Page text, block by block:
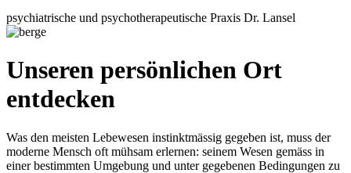
psychiatrische und psychotherapeutische Praxis Dr. Lansel
Unseren persönlichen Ort
entdecken
Was den meisten Lebewesen instinktmässig gegeben ist, muss der
moderne Mensch oft mühsam erlernen: seinem Wesen gemäss in
einer bestimmten Umgebung und unter gegebenen Bedingungen zu